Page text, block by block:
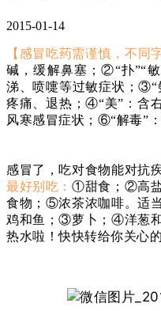
2015-01-14
【感冒吃药需谨慎，不同
碱，缓解鼻塞；②“扑”“
涕、喷嚏等过敏症状；③“
疼痛、退热；④“美”：含
风寒感冒症状；⑥“解毒”：
感冒了，吃对食物能对抗
最好别吃：①甜食；②高
食物；⑤浓茶浓咖啡。适
鸡和鱼；③萝卜；④洋葱
热水啦！快快转给你关心